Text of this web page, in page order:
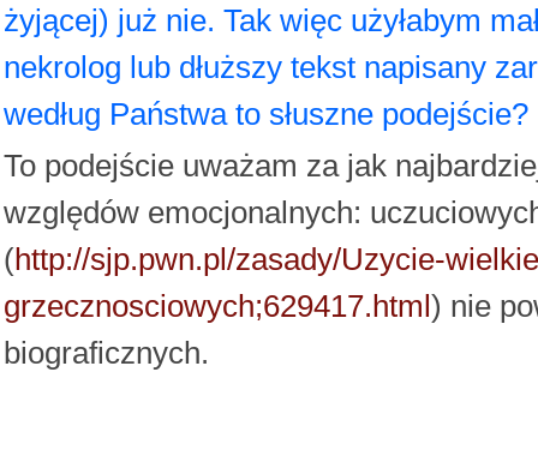
żyjącej) już nie. Tak więc użyłabym
nekrolog lub dłuższy tekst napisany
według Państwa to słuszne podejście?
To podejście uważam za jak
względów emocjonalnych:
(http://sjp.pwn.pl/zasady/Uzycie-
grzecznosciowych;629417.html) nie
biograficznych.